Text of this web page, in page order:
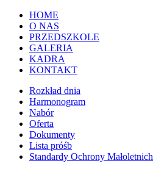
HOME
O NAS
PRZEDSZKOLE
GALERIA
KADRA
KONTAKT
Rozkład dnia
Harmonogram
Nabór
Oferta
Dokumenty
Lista próśb
Standardy Ochrony Małoletnich